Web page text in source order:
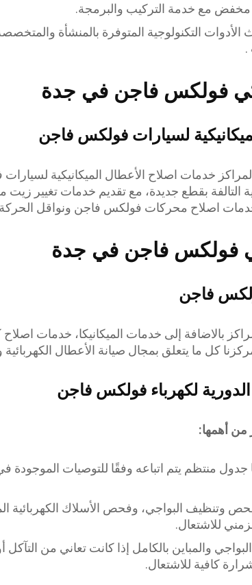
مخفض مع خدمة التركيب والبرمجة.
الأدوات التكنولوجية المتوفرة بالمنشأة
.
فولكس فاجن في جدة
لسيارات فولكس فاجن
خدمات اصلاح الأعطال الميكانيكية
التالفة بقطع جديدة، مع تقديم خدمات تغيير زيت
اصلاح محركات فولكس فاجن ونواقل الحركة
فولكس فاجن في جدة
فاجن
بالاضافة إلى خدمات الميكانيكا، خدمات
كل ما يتعلق بمجال صيانة الأعطال الكهربائية
لكهرباء فولكس فاجن
أهمها:
منتظم يتم اتباعه وفقًا للتوصيات الموجودة
وتنظيف البواجي، وفحص الأسلاك الكهربائية
للاشتعال.
والمباين بالكامل إذا كانت تعاني من التآكل
كافية للاشتعال.